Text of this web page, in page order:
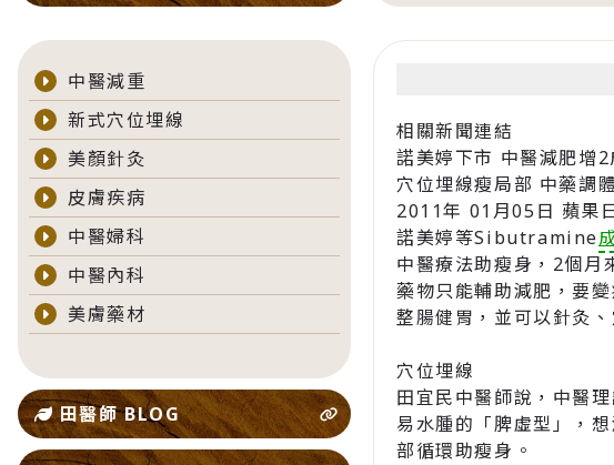
中醫減重
新式穴位埋線
美顏針灸
皮膚疾病
中醫婦科
中醫內科
美膚藥材
田醫師 BLOG
相關新聞連結
諾美婷下市 中醫減肥增2
穴位埋線瘦局部 中藥調
2011年 01月05日 蘋果
諾美婷等Sibutramine
中醫療法助瘦身，2個月
藥物只能輔助減肥，要
整腸健胃，並可以針灸
穴位埋線
田宜民中醫師說，中醫
易水腫的「脾虛型」，
部循環助瘦身。